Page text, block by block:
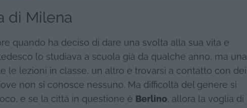
di Milena
quando ha deciso di dare una svolta alla sua vita e
lo studiava a scuola già da qualche anno, ma una
le lezioni in classe, un altro è trovarsi a contatto con dei
non si conosce nessuno. Ma difficoltà del genere si
e se la città in questione è Berlino, allora la voglia di